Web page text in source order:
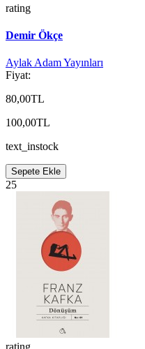
rating
Demir Ökçe
Aylak Adam Yayınları
Fiyat:
80,00TL
100,00TL
text_instock
Sepete Ekle
25